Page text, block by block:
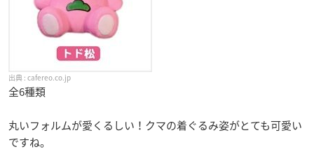
cafereo.co.jp
全6種類
丸いフォルムが愛くるしい！クマの着ぐるみ姿がとても可愛い
ですね。